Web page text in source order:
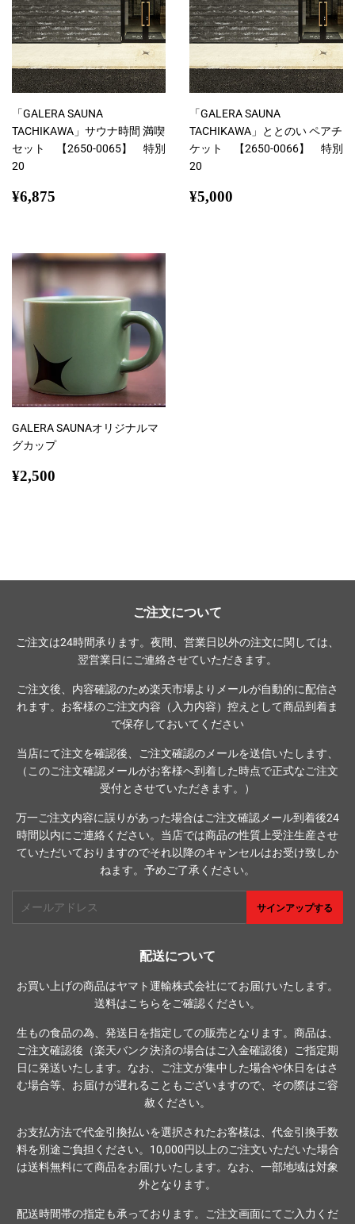
「GALERA SAUNA
TACHIKAWA」サウナ時間 満喫
セット 【2650-0065】 特別
20
通
¥6,875
「GALERA SAUNA
TACHIKAWA」ととのい ペアチ
ケット 【2650-0066】 特別
20
通
¥5,000
GALERA SAUNAオリジナルマ
グカップ
通
¥2,500
ご注文について
ご注文は24時間承ります。夜間、営業日以外の注文に関しては、
翌営業日にご連絡させていただきます。
ご注文後、内容確認のため楽天市場よりメールが自動的に配信さ
れます。お客様のご注文内容（入力内容）控えとして商品到着ま
で保存しておいてください
当店にて注文を確認後、ご注文確認のメールを送信いたします、
（このご注文確認メールがお客様へ到着した時点で正式なご注文
受付とさせていただきます。）
万一ご注文内容に誤りがあった場合はご注文確認メール到着後24
時間以内にご連絡ください。当店では商品の性質上受注生産させ
ていただいておりますのでそれ以降のキャンセルはお受け致しか
ねます。予めご了承ください。
レ
サインアップする
配送について
お買い上げの商品はヤマト運輸株式会社にてお届けいたします。
送料はこちらをご確認ください。
生もの食品の為、発送日を指定しての販売となります。商品は、
ご注文確認後（楽天バンク決済の場合はご入金確認後）ご指定期
日に発送いたします。なお、ご注文が集中した場合や休日をはさ
む場合等、お届けが遅れることもございますので、その際はご容
赦ください。
お支払方法で代金引換払いを選択されたお客様は、代金引換手数
料を別途ご負担ください。10,000円以上のご注文いただいた場合
は送料無料にて商品をお届けいたします。なお、一部地域は対象
外となります。
配送時間帯の指定も承っております。ご注文画面にてご入力くだ